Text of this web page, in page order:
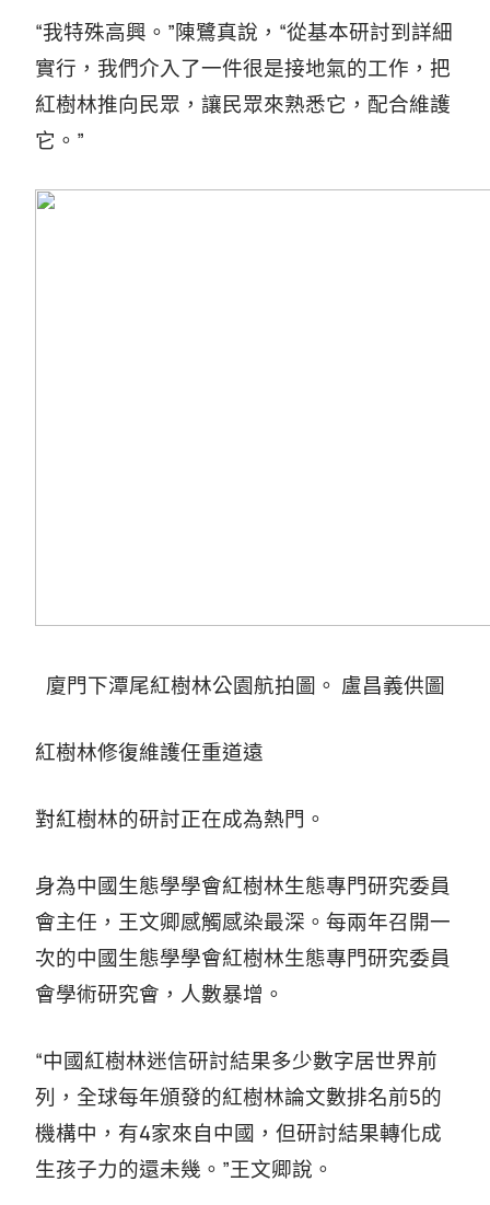
“我特殊高興。”陳鷺真說，“從基本研討到詳細
實行，我們介入了一件很是接地氣的工作，把
紅樹林推向民眾，讓民眾來熟悉它，配合維護
它。”
廈門下潭尾紅樹林公園航拍圖。 盧昌義供圖
紅樹林修復維護任重道遠
對紅樹林的研討正在成為熱門。
身為中國生態學學會紅樹林生態專門研究委員
會主任，王文卿感觸感染最深。每兩年召開一
次的中國生態學學會紅樹林生態專門研究委員
會學術研究會，人數暴增。
“中國紅樹林迷信研討結果多少數字居世界前
列，全球每年頒發的紅樹林論文數排名前5的
機構中，有4家來自中國，但研討結果轉化成
生孩子力的還未幾。”王文卿說。